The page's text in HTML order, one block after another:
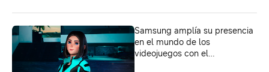
Samsung amplía su presencia
en el mundo de los
videojuegos con el